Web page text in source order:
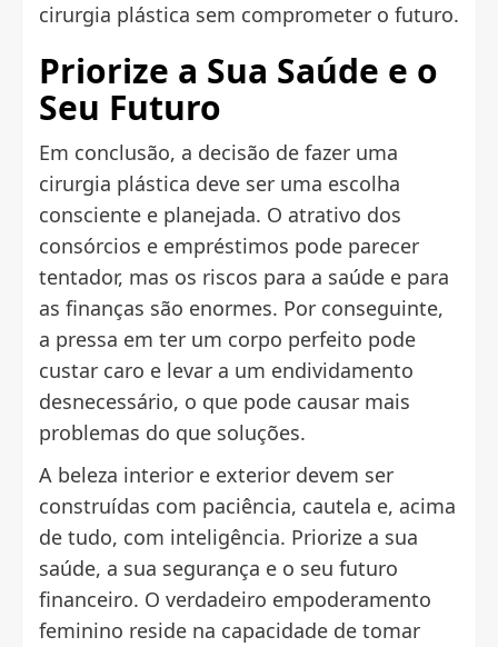
cirurgia plástica sem comprometer o futuro.
Priorize a Sua Saúde e o
Seu Futuro
Em conclusão, a decisão de fazer uma
cirurgia plástica deve ser uma escolha
consciente e planejada. O atrativo dos
consórcios e empréstimos pode parecer
tentador, mas os riscos para a saúde e para
as finanças são enormes. Por conseguinte,
a pressa em ter um corpo perfeito pode
custar caro e levar a um endividamento
desnecessário, o que pode causar mais
problemas do que soluções.
A beleza interior e exterior devem ser
construídas com paciência, cautela e, acima
de tudo, com inteligência. Priorize a sua
saúde, a sua segurança e o seu futuro
financeiro. O verdadeiro empoderamento
feminino reside na capacidade de tomar